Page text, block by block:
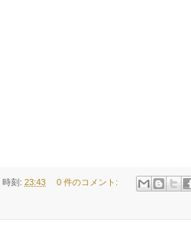
時刻: 23:43 0 件のコメント: